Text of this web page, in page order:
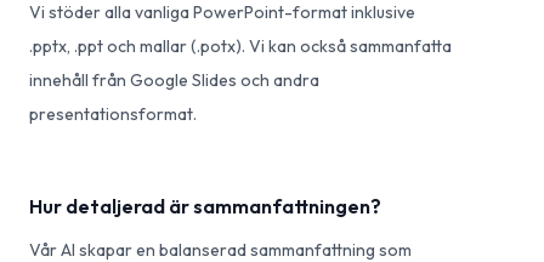
Vi stöder alla vanliga PowerPoint-format inklusive
.pptx, .ppt och mallar (.potx). Vi kan också sammanfatta
innehåll från Google Slides och andra
presentationsformat.
Hur detaljerad är sammanfattningen?
Vår AI skapar en balanserad sammanfattning som